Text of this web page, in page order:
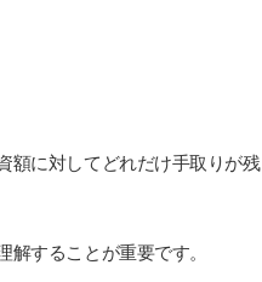
額に対してどれだけ手取りが残
することが重要です。